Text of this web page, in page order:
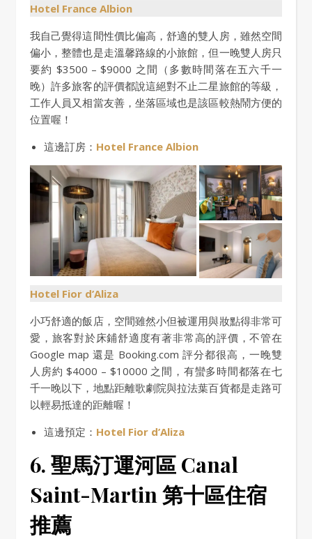
Hotel France Albion
我自己覺得這間性價比偏高，舒適的雙人房，雖然空間
偏小，整體也是走溫馨路線的小旅館，但一晚雙人房只
要約 $3500 – $9000 之間（多數時間落在五六千一
晚）許多旅客的評價都說這絕對不止二星旅館的等級，
工作人員又相當友善，坐落區域也是該區較熱鬧方便的
位置喔！
這邊訂房： Hotel France Albion
Hotel Fior d’Aliza
小巧舒適的飯店，空間雖然小但被運用與妝點得非常可
愛，旅客對於床鋪舒適度有著非常高的評價，不管在
Google map 還是 Booking.com 評分都很高，一晚雙
人房約 $4000 – $10000 之間，有蠻多時間都落在七
千一晚以下，地點距離歌劇院與拉法葉百貨都是走路可
以輕易抵達的距離喔！
這邊預定： Hotel Fior d’Aliza
6. 聖馬汀運河區 Canal
Saint-Martin 第十區住宿
推薦